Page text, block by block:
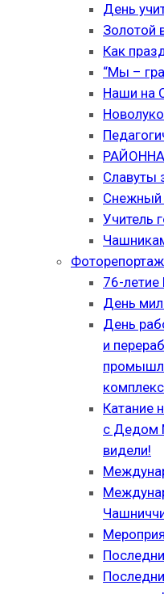
День
Золотой
Как
“Мы –
Наши на
Славуты
Снежный
Учитель
76-
День
День
и
Катание
с Дедом
видели!